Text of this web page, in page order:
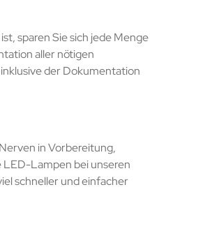
sparen Sie sich jede Menge
aller nötigen
der Dokumentation
in Vorbereitung,
LED-Lampen bei unseren
schneller und einfacher